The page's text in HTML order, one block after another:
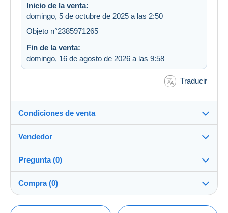
Inicio de la venta:
domingo, 5 de octubre de 2025 a las 2:50
Objeto n°2385971265
Fin de la venta:
domingo, 16 de agosto de 2026 a las 9:58
Traducir
Condiciones de venta
Destino:
Ver la lista de países
Envío:
Envío después del pago
Vendedor
bero7100%(1062x)
Tienda
Pregunta (0)
Compra (0)